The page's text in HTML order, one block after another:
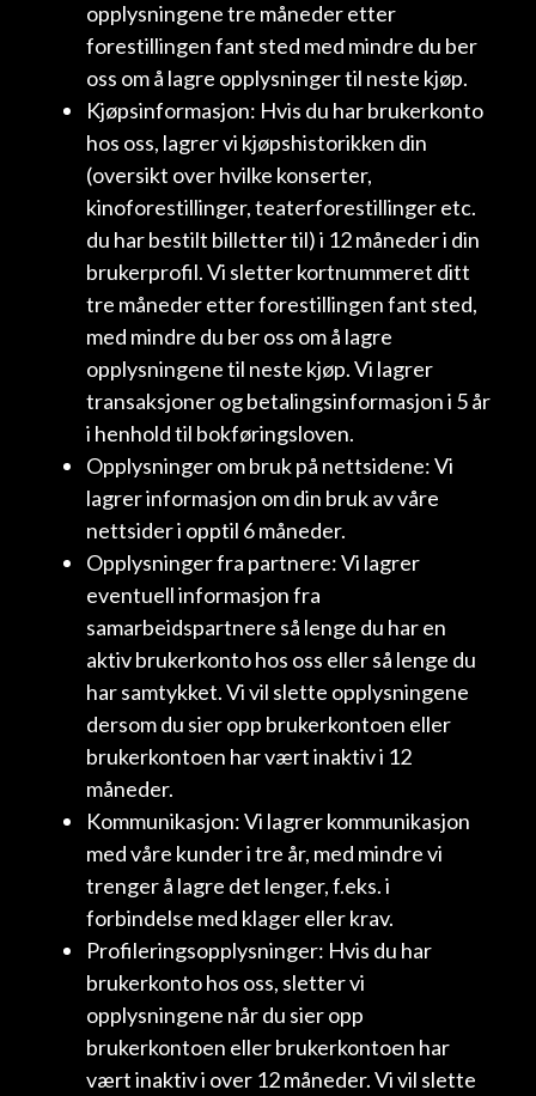
opplysningene tre måneder etter
forestillingen fant sted med mindre du ber
oss om å lagre opplysninger til neste kjøp.
Kjøpsinformasjon: Hvis du har brukerkonto
hos oss, lagrer vi kjøpshistorikken din
(oversikt over hvilke konserter,
kinoforestillinger, teaterforestillinger etc.
du har bestilt billetter til) i 12 måneder i din
brukerprofil. Vi sletter kortnummeret ditt
tre måneder etter forestillingen fant sted,
med mindre du ber oss om å lagre
opplysningene til neste kjøp. Vi lagrer
transaksjoner og betalingsinformasjon i 5 år
i henhold til bokføringsloven.
Opplysninger om bruk på nettsidene: Vi
lagrer informasjon om din bruk av våre
nettsider i opptil 6 måneder.
Opplysninger fra partnere: Vi lagrer
eventuell informasjon fra
samarbeidspartnere så lenge du har en
aktiv brukerkonto hos oss eller så lenge du
har samtykket. Vi vil slette opplysningene
dersom du sier opp brukerkontoen eller
brukerkontoen har vært inaktiv i 12
måneder.
Kommunikasjon: Vi lagrer kommunikasjon
med våre kunder i tre år, med mindre vi
trenger å lagre det lenger, f.eks. i
forbindelse med klager eller krav.
Profileringsopplysninger: Hvis du har
brukerkonto hos oss, sletter vi
opplysningene når du sier opp
brukerkontoen eller brukerkontoen har
vært inaktiv i over 12 måneder. Vi vil slette